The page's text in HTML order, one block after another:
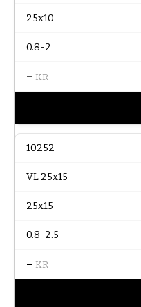
25x10
0.8-2
– KR
10252
VL 25x15
25x15
0.8-2.5
– KR